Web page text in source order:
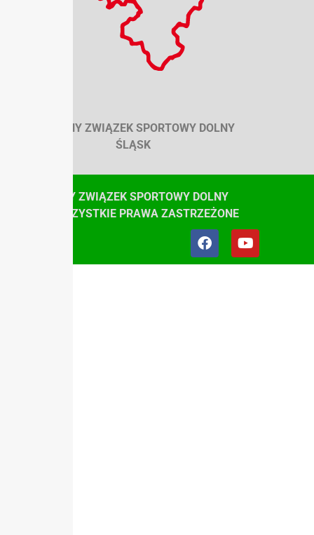
SZKOLNY ZWIĄZEK SPORTOWY DOLNY
ŚLĄSK
© SZKOLNY ZWIĄZEK SPORTOWY DOLNY
ŚLĄSK, WSZYSTKIE PRAWA ZASTRZEŻONE